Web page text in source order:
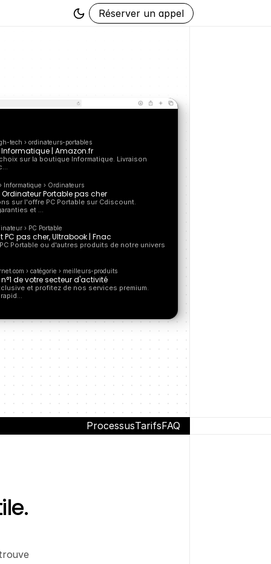
Réserver un appel
tech › ordinateurs-portables
Informatique | Amazon.fr
sur la boutique Informatique. Livraison
Informatique › Ordinateurs
Portable pas cher
sur l'offre PC Portable sur Cdiscount.
et …
› PC Portable
pas cher, Ultrabook | Fnac
Portable ou d'autres produits de notre univers
› catégorie › meilleurs-produits
de votre secteur d'activité
et profitez de nos services premium.
ProcessusTarifsFAQ